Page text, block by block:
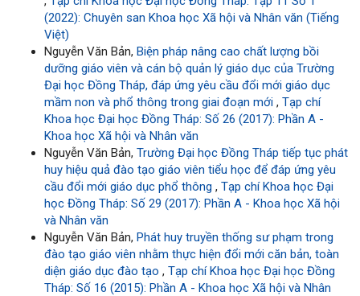
(2022): Chuyên san Khoa học Xã hội và Nhân văn (Tiếng
Việt)
Nguyễn Văn Bản, Biện pháp nâng cao chất lượng bồi
dưỡng giáo viên và cán bộ quản lý giáo dục của Trường
Đại học Đồng Tháp, đáp ứng yêu cầu đổi mới giáo dục
mầm non và phổ thông trong giai đoạn mới , Tạp chí
Khoa học Đại học Đồng Tháp: Số 26 (2017): Phần A -
Khoa học Xã hội và Nhân văn
Nguyễn Văn Bản, Trường Đại học Đồng Tháp tiếp tục phát
huy hiệu quả đào tạo giáo viên tiểu học để đáp ứng yêu
cầu đổi mới giáo dục phổ thông , Tạp chí Khoa học Đại
học Đồng Tháp: Số 29 (2017): Phần A - Khoa học Xã hội
và Nhân văn
Nguyễn Văn Bản, Phát huy truyền thống sư phạm trong
đào tạo giáo viên nhằm thực hiện đổi mới căn bản, toàn
diện giáo dục đào tạo , Tạp chí Khoa học Đại học Đồng
Tháp: Số 16 (2015): Phần A - Khoa học Xã hội và Nhân